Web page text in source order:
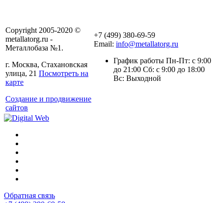
Copyright 2005-2020 ©
metallatorg.ru -
Металлобаза №1.
г. Москва, Стахановская
улица, 21 Посмотреть на
карте
Создание и продвижение
сайтов
+7 (499) 380-69-59
Email: info@metallatorg.ru
График работы Пн-Пт: с 9:00
до 21:00 Сб: с 9:00 до 18:00
Вс: Выходной
Обратная связь